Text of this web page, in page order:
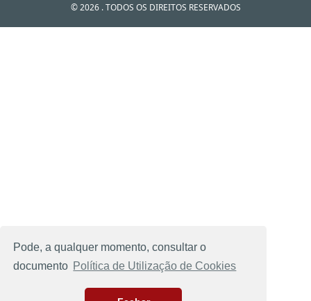
Pode, a qualquer momento, consultar o
documento Política de Utilização de Cookies
© 2026 . TODOS OS DIREITOS RESERVADOS